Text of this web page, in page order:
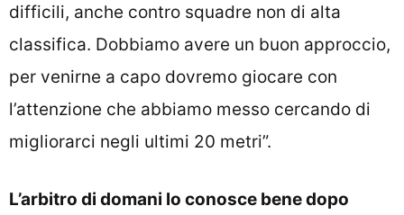
difficili, anche contro squadre non di alta
classifica. Dobbiamo avere un buon approccio,
per venirne a capo dovremo giocare con
l’attenzione che abbiamo messo cercando di
migliorarci negli ultimi 20 metri”.
L’arbitro di domani lo conosce bene dopo